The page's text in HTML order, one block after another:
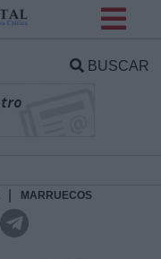
BUSCAR
MARRUECOS